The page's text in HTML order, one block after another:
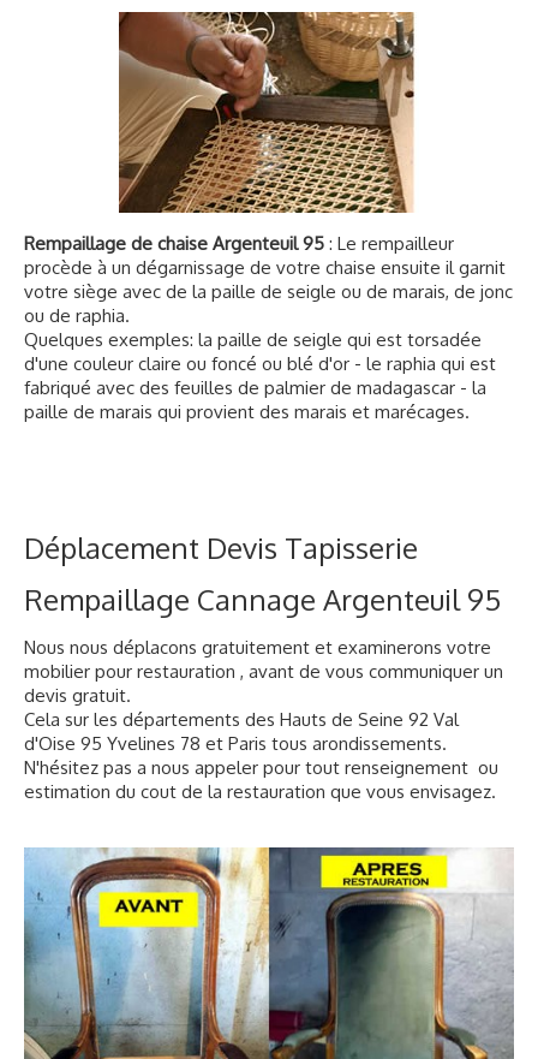
Rempaillage de chaise Argenteuil 95 : Le rempailleur
procède à un dégarnissage de votre chaise ensuite il garnit
votre siège avec de la paille de seigle ou de marais, de jonc
ou de raphia.
Quelques exemples: la paille de seigle qui est torsadée
d'une couleur claire ou foncé ou blé d'or - le raphia qui est
fabriqué avec des feuilles de palmier de madagascar - la
paille de marais qui provient des marais et marécages.
Déplacement Devis Tapisserie
Rempaillage Cannage Argenteuil 95
Nous nous déplacons gratuitement et examinerons votre
mobilier pour restauration , avant de vous communiquer un
devis gratuit.
Cela sur les départements des Hauts de Seine 92 Val
d'Oise 95 Yvelines 78 et Paris tous arondissements.
N'hésitez pas a nous appeler pour tout renseignement ou
estimation du cout de la restauration que vous envisagez.